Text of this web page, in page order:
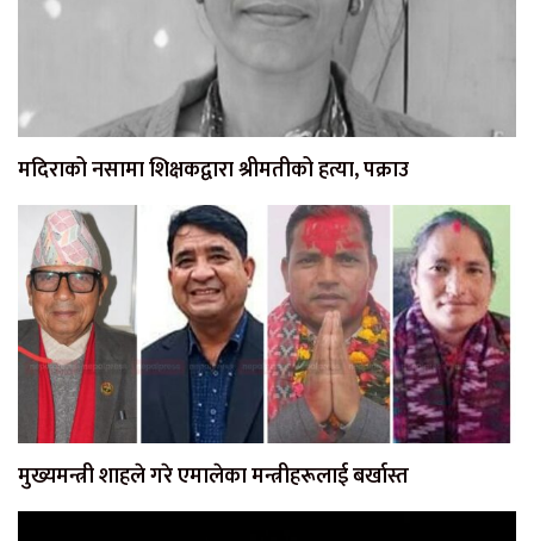
मदिराको नसामा शिक्षकद्वारा श्रीमतीको हत्या, पक्राउ
मुख्यमन्त्री शाहले गरे एमालेका मन्त्रीहरूलाई बर्खास्त